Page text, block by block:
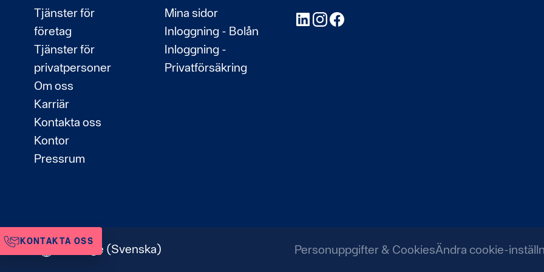
KONTAKTA OSS
Tjänster för
företag
Tjänster för
privatpersoner
Om oss
Karriär
Kontakta oss
Kontor
Pressrum
Mina sidor
Inloggning - Bolån
Inloggning -
Privatförsäkring
LinkedInInstagram
Sverige (Svenska) Personuppgifter & CookiesÄndra cookie-